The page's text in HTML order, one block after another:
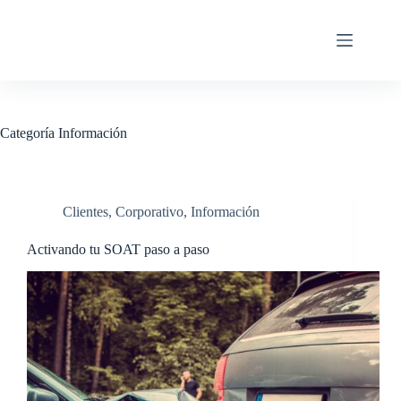
Categoría Información
Clientes, Corporativo, Información
Activando tu SOAT paso a paso